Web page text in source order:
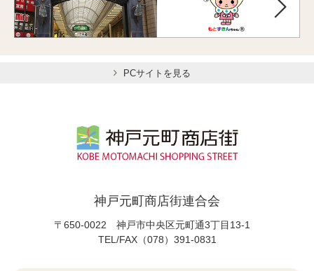
PCサイトを見る
神戸元町商店街連合会
〒650-0022 神戸市中央区元町通3丁目13-1
TEL/FAX（078）391-0831